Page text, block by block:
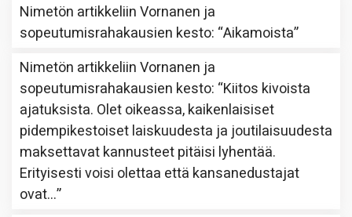
Nimetön artikkeliinVornanen ja
sopeutumisrahakausien kesto: “Aikamoista”
Nimetön artikkeliinVornanen ja
sopeutumisrahakausien kesto: “Kiitos kivoista
ajatuksista. Olet oikeassa, kaikenlaisiset
pidempikestoiset laiskuudesta ja joutilaisuudesta
maksettavat kannusteet pitäisi lyhentää.
Erityisesti voisi olettaa että kansanedustajat
ovat…”